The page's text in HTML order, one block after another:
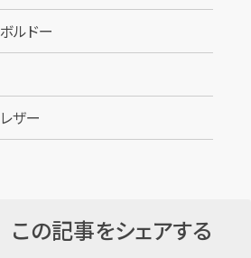
ボルドー
レザー
この記事をシェアする